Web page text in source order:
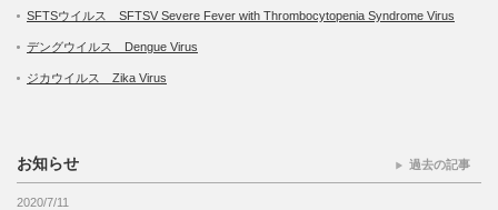
SFTSウイルス SFTSV Severe Fever with Thrombocytopenia Syndrome Virus
デングウイルス Dengue Virus
ジカウイルス Zika Virus
お知らせ
2020/7/11
過去の記事